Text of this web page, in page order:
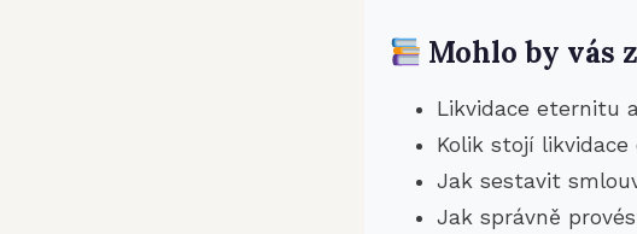
Mohlo by vás
Likvidace eternitu
Kolik stojí
Jak sestavit
Jak správně